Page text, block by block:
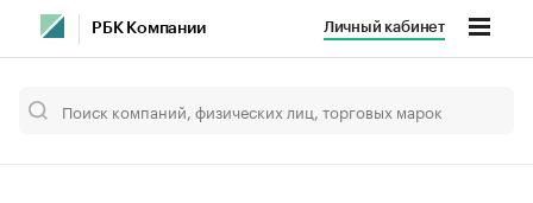
РБК Компании Личный кабинет